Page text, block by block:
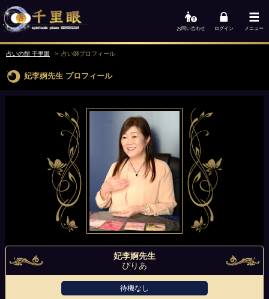
お問い合わせ ログイン メニュー
占いの館 千里眼 占い師プロフィール
妃李婀先生 プロフィール
妃李婀先生
ぴりあ
待機なし